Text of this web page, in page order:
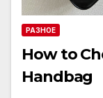
РАЗНОЕ
How to
Handbag